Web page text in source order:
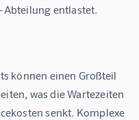
Abteilung entlastet.
können einen Großteil
was die Wartezeiten
senkt. Komplexe